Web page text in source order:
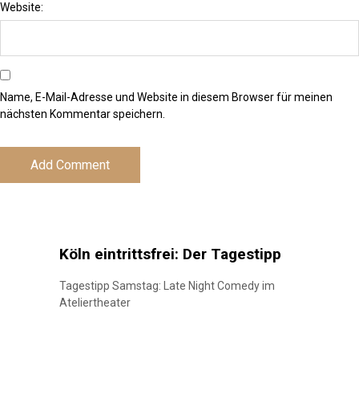
Website:
Name, E-Mail-Adresse und Website in diesem Browser für meinen
nächsten Kommentar speichern.
Köln eintrittsfrei: Der Tagestipp
Tagestipp Samstag: Late Night Comedy im
Ateliertheater